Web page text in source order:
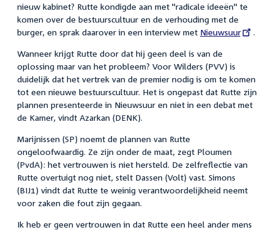
nieuw kabinet? Rutte kondigde aan met "radicale ideeën" te
komen over de bestuurscultuur en de verhouding met de
burger, en sprak daarover in een interview met External
Nieuwsuur .
Wanneer krijgt Rutte door dat hij geen deel is van de
oplossing maar van het probleem? Voor Wilders (PVV) is
duidelijk dat het vertrek van de premier nodig is om te komen
tot een nieuwe bestuurscultuur. Het is ongepast dat Rutte zijn
plannen presenteerde in Nieuwsuur en niet in een debat met
de Kamer, vindt Azarkan (DENK).
Marijnissen (SP) noemt de plannen van Rutte
ongeloofwaardig. Ze zijn onder de maat, zegt Ploumen
(PvdA): het vertrouwen is niet hersteld. De zelfreflectie van
Rutte overtuigt nog niet, stelt Dassen (Volt) vast. Simons
(BIJ1) vindt dat Rutte te weinig verantwoordelijkheid neemt
voor zaken die fout zijn gegaan.
Ik heb er geen vertrouwen in dat Rutte een heel ander mens